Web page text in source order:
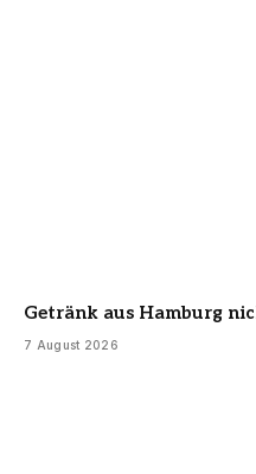
Getränk aus Hamburg
7 August 2026